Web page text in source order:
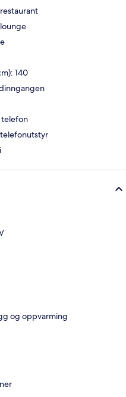
140
telefon
og oppvarming